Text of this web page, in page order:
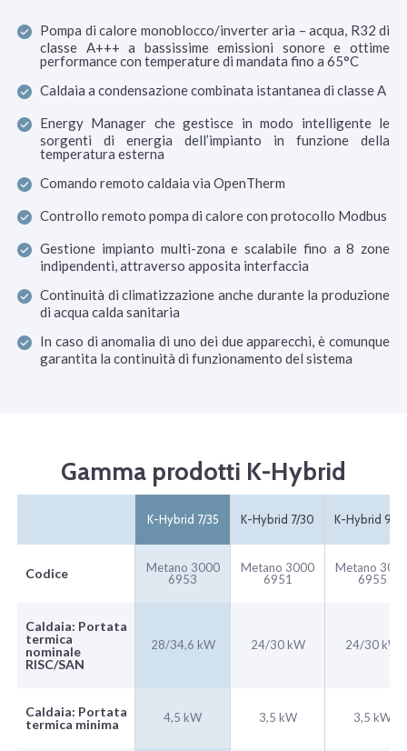
Pompa di calore monoblocco/inverter aria – acqua, R32 di
classe A+++ a bassissime emissioni sonore e ottime
performance con temperature di mandata fino a 65°C
Caldaia a condensazione combinata istantanea di classe A
Energy Manager che gestisce in modo intelligente le
sorgenti di energia dell’impianto in funzione della
temperatura esterna
Comando remoto caldaia via OpenTherm
Controllo remoto pompa di calore con protocollo Modbus
Gestione impianto multi-zona e scalabile fino a 8 zone
indipendenti, attraverso apposita interfaccia
Continuità di climatizzazione anche durante la produzione
di acqua calda sanitaria
In caso di anomalia di uno dei due apparecchi, è comunque
garantita la continuità di funzionamento del sistema
Gamma prodotti K-Hybrid
K-Hybrid 7/35 K-Hybrid 7/30 K-Hybrid 9/
Codice
Metano 3000
6953
Metano 3000
6951
Metano
6955
Caldaia: Portata
termica
nominale
RISC/SAN
28/34,6 kW 24/30 kW 24/30 kW
Caldaia: Portata
termica minima
4,5 kW 3,5 kW 3,5 kW